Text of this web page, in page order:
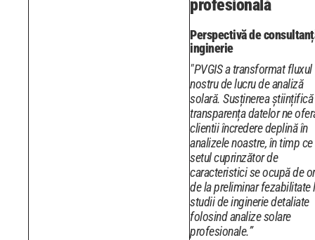
profesională
Perspectivă de
inginerie
"PVGIS a transformat fluxul
nostru de lucru de analiză
solară. Susținerea
transparența datelor ne
clientii încredere deplină în
analizele noastre, în timp ce
setul cuprinzător de
caracteristici se ocupă de
de la preliminar fezabilitate
studii de inginerie detaliate
folosind analize solare
profesionale.”